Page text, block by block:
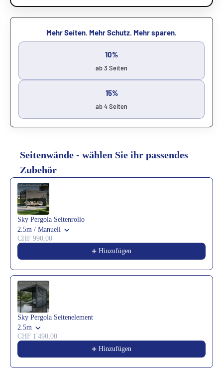
Mehr Seiten. Mehr Schutz. Mehr sparen.
10%
ab 3 Seiten
15%
ab 4 Seiten
Seitenwände - wählen Sie ihr passendes
Zubehör
Use the Previous and Next buttons to navigate through product
Sky Pergola Seitenrollo
2.5m / Manuell
CHF 990,00
Hinzufügen
Sky Pergola Seitenelement
2.5m
CHF 1'490,00
Hinzufügen